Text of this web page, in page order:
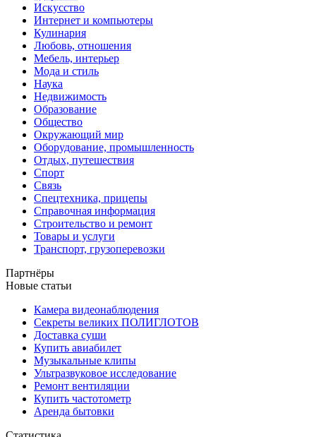
Искусство
Интернет и компьютеры
Кулинария
Любовь, отношения
Мебель, интерьер
Мода и стиль
Наука
Недвижимость
Образование
Общество
Окружающий мир
Оборудование, промышленность
Отдых, путешествия
Спорт
Связь
Спецтехника, прицепы
Справочная информация
Строительство и ремонт
Товары и услуги
Транспорт, грузоперевозки
Партнёры
Новые статьи
Камера видеонаблюдения
Секреты великих ПОЛИГЛОТОВ
Доставка суши
Купить авиабилет
Музыкальные клипы
Ультразвуковое исследование
Ремонт вентиляции
Купить частотометр
Аренда бытовки